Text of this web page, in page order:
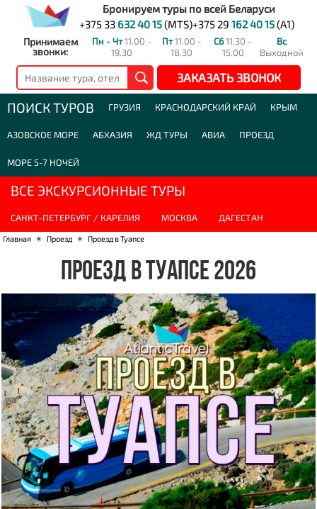
Бронируем туры по всей Беларуси
+375 33 632 40 15(MTS)+375 29 162 40 15(A1)
Принимаем
звонки:
Пн - Чт11.00 -
19.30
Пт11.00 -
18.30
Сб11.30 -
15.00
Вс
Выходной
ЗАКАЗАТЬ ЗВОНОК
ПОИСК ТУРОВ ГРУЗИЯ КРАСНОДАРСКИЙ КРАЙ КРЫМ
АЗОВСКОЕ МОРЕ АБХАЗИЯ ЖД ТУРЫ АВИА ПРОЕЗД
МОРЕ 5-7 НОЧЕЙ
ВСЕ ЭКСКУРСИОННЫЕ ТУРЫ
САНКТ-ПЕТЕРБУРГ / КАРЕЛИЯ МОСКВА ДАГЕСТАН
Главная ☀ Проезд ☀ Проезд в Туапсе
ПРОЕЗД В ТУАПСЕ 2026